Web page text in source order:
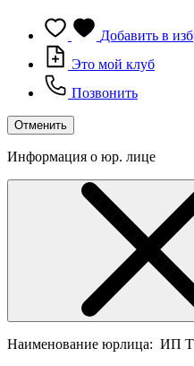
Добавить в
Это мой клуб
Позвонить
Отменить
Информация о юр. лице
Наименование юрлица: ИП